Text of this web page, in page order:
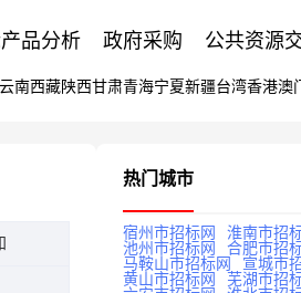
品分析 政府采购 公共资源
云南西藏陕西甘肃青海宁夏新疆台湾香港澳门
热门城市
宿州市招标网
淮南市招
池州市招标网
合肥市招
马鞍山市招标网
宣城市
黄山市招标网
芜湖市招